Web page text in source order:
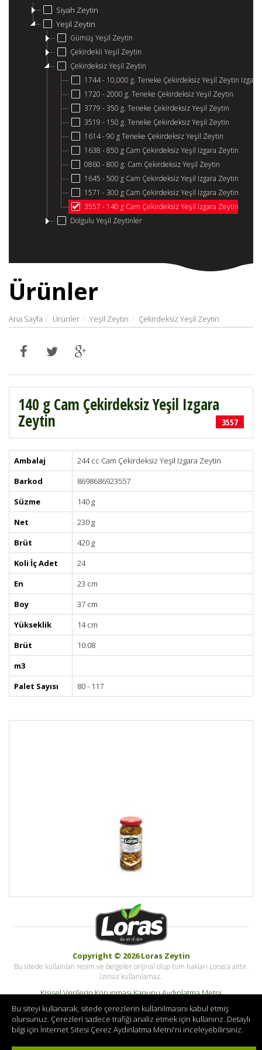
Siyah Zeytin
Yeşil Zeytin
Gümüş Yeşil Zeytin
Çekirdekli Yeşil Zeytin
Çekirdeksiz Yeşil Zeytin
1744 - 10,000 g. Teneke Çekirdeksiz Yeşil Zeytin Izgara
1720 - 2000 g. Teneke Çekirdeksiz Yeşil Zeytin
3779 - 350 g. Teneke Çekirdeksiz Yeşil Zeytin
3519 - 150 g. Teneke Çekirdeksiz Yeşil Zeytin
1614 - 90 g Teneke Çekirdeksiz Yeşil Zeytin
1638 - 850 g Cam Çekirdeksiz Yeşil Izgara Zeytin
0860 - 800 g. Cam Çekirdeksiz Yeşil Zeytin
1645 - 500 g Cam Çekirdeksiz Yeşil Izgara Zeytin
1571 - 300 g Cam Çekirdeksiz Yeşil Izgara Zeytin
3557 - 140 g Cam Çekirdeksiz Yeşil Izgara Zeytin
Dolgulu Yeşil Zeytinler
Ürünler
Ana Sayfa Ürünler Yeşil Zeytin Çekirdeksiz Yeşil Zeytin
140 g Cam Çekirdeksiz Yeşil Izgara
Zeytin 3557
Ambalaj
244 cc Cam Çekirdeksiz Yeşil Izgara Zeytin
Barkod
8698686923557
Süzme
140 g
Net
230 g
Brüt
420 g
Koli İç Adet
24
En
23 cm
Boy
37 cm
Yükseklik
14 cm
Brüt
10.08
m3
Palet Sayısı
80 - 117
Copyright © 2026 Loras Zeytin
Bu sitede kullanılan resim ve belgeler orijinal olup tüm hakları Loras’a aittir.
İzinsiz kullanılamaz.
Kişisel Verilerin Korunması Kanunu Aydınlatma Metni
Kişisel Veri Saklama ve İmha Politikası
© Copyright Tüm hakları saklıdır. Zeykotarim.com
Bu siteyi kullanarak, sitede çerezlerin kullanılmasını kabul etmiş
olursunuz. Çerezleri sadece trafiği analiz etmek için kullanırız. Detaylı
bilgi için İnternet Sitesi Çerez Aydınlatma Metni'ni inceleyebilirsiniz.